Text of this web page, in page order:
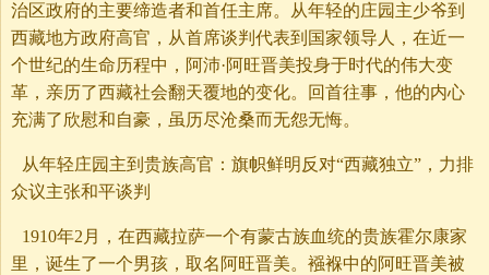
治区政府的主要缔造者和首任主席。从年轻的庄园主少爷到
西藏地方政府高官，从首席谈判代表到国家领导人，在近一
个世纪的生命历程中，阿沛·阿旺晋美投身于时代的伟大变
革，亲历了西藏社会翻天覆地的变化。回首往事，他的内心
充满了欣慰和自豪，虽历尽沧桑而无怨无悔。
从年轻庄园主到贵族高官：旗帜鲜明反对“西藏独立”，力排
众议主张和平谈判
1910年2月，在西藏拉萨一个有蒙古族血统的贵族霍尔康家
里，诞生了一个男孩，取名阿旺晋美。襁褓中的阿旺晋美被